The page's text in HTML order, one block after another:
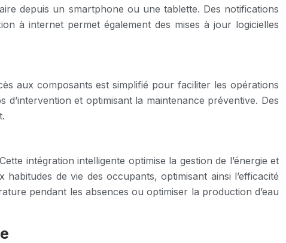
depuis un smartphone ou une tablette. Des notifications
à internet permet également des mises à jour logicielles
aux composants est simplifié pour faciliter les opérations
et optimisant la maintenance préventive. Des
intégration intelligente optimise la gestion de l’énergie et
de vie des occupants, optimisant ainsi l’efficacité
pendant les absences ou optimiser la production d’eau